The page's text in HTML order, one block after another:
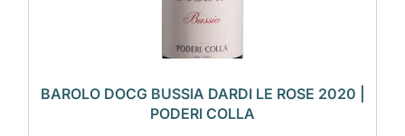
BAROLO DOCG BUSSIA DARDI LE ROSE 2020 |
PODERI COLLA